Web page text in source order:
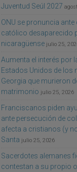
Juventud Seúl 2027
ONU se pronuncia
católico desaparecido
nicaragüense julio 25,
Aumenta el interés por
Estados Unidos de los
Georgia que murieron
matrimonio julio 25, 2026
Franciscanos piden
ante persecución de
afecta a cristianos (y
Santa julio 25, 2026
Sacerdotes alemanes
contestan a su propio